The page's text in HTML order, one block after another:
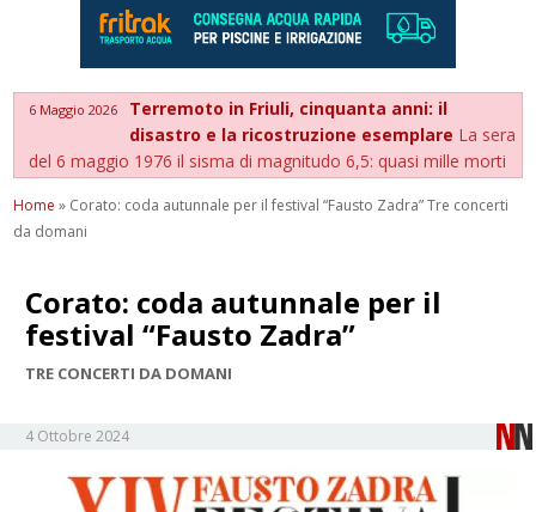
6 Maggio 2026
Terremoto in Friuli, cinquanta anni: il
disastro e la ricostruzione esemplare La sera
del 6 maggio 1976 il sisma di magnitudo 6,5: quasi mille morti
Home » Corato: coda autunnale per il festival “Fausto Zadra” Tre concerti
da domani
Corato: coda autunnale per il
festival “Fausto Zadra”
TRE CONCERTI DA DOMANI
4 Ottobre 2024